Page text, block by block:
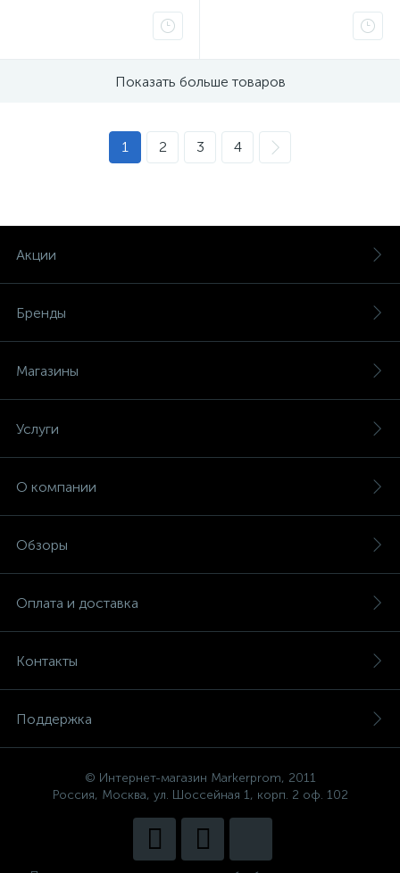
размотка и смотка прутка
из стекловолокна, 40 м, ? 3
протяжки кабеля/провода
Показать больше товаров
1 2 3 4
Акции
Бренды
Магазины
Услуги
О компании
Обзоры
Оплата и доставка
Контакты
Поддержка
© Интернет-магазин Markerprom, 2011
Россия, Москва, ул. Шоссейная 1, корп. 2 оф. 102